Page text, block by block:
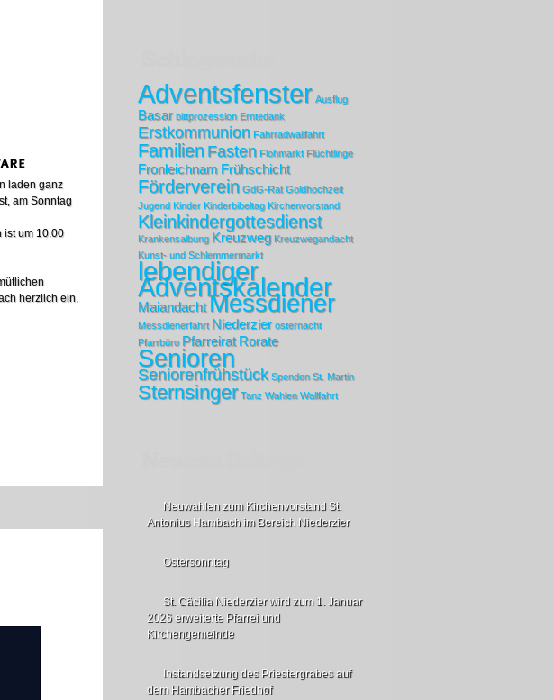
laden ganz
am Sonntag
ist um 10.00
herzlich ein.
Adventsfenster Ausflug
Basar bittprozession Erntedank
Erstkommunion Fahrradwallfahrt
Familien Fasten Flohmarkt Flüchtlinge
Fronleichnam Frühschicht
Förderverein GdG-Rat Goldhochzeit
Jugend Kinder Kinderbibeltag Kirchenvorstand
Kleinkindergottesdienst
Krankensalbung Kreuzweg Kreuzwegandacht
Kunst- und Schlemmermarkt
lebendiger
Adventskalender
MaiandachtMessdiener
Messdienerfahrt Niederzier osternacht
Pfarrbüro Pfarreirat Rorate
Senioren
Seniorenfrühstück Spenden St. Martin
Sternsinger Tanz Wahlen Wallfahrt
Neuwahlen zum Kirchenvorstand St.
Antonius Hambach im Bereich Niederzier
Ostersonntag
St. Cäcilia Niederzier wird zum 1. Januar
2026 erweiterte Pfarrei und
Kirchengemeinde
Instandsetzung des Priestergrabes auf
dem Hambacher Friedhof